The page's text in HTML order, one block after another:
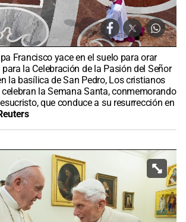
Francisco yace en el suelo para orar
la Celebración de la Pasión del Señor
la basílica de San Pedro, Los cristianos
la Semana Santa, conmemorando
que conduce a su resurrección en